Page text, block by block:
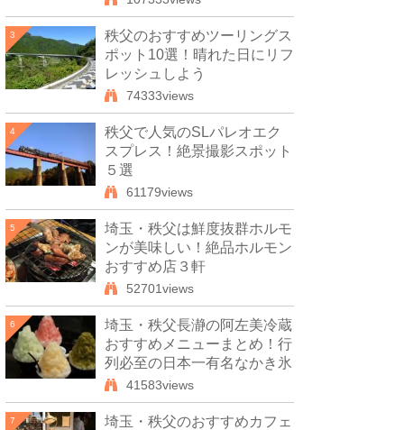
3
秩父のおすすめツーリングス
ポット10選！晴れた日にリフ
レッシュしよう
74333views
4
秩父で人気のSLパレオエク
スプレス！絶景撮影スポット
５選
61179views
5
埼玉・秩父は鮮度抜群ホルモ
ンが美味しい！絶品ホルモン
おすすめ店３軒
52701views
6
埼玉・秩父長瀞の阿左美冷蔵
おすすめメニューまとめ！行
列必至の日本一有名なかき氷
41583views
7
埼玉・秩父のおすすめカフェ